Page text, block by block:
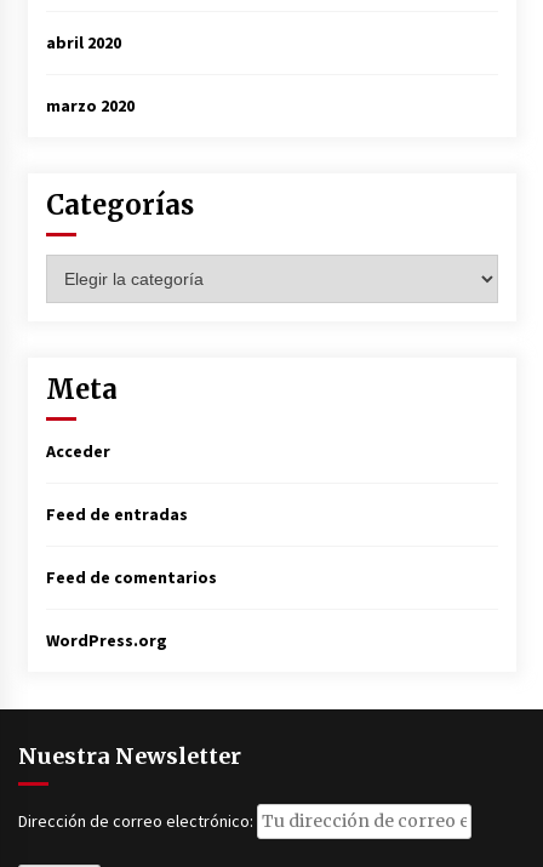
abril 2020
marzo 2020
Categorías
Meta
Acceder
Feed de entradas
Feed de comentarios
WordPress.org
Nuestra Newsletter
Dirección de correo electrónico: